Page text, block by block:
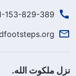
829-389+ 213-551-750-916+
نزل ملكوت الله.